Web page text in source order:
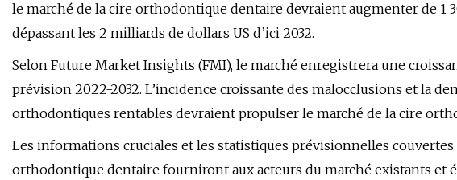
le marché de la cire orthodontique dentaire devraient augmenter de 1
dépassant les 2 milliards de dollars US d’ici 2032.
Selon Future Market Insights (FMI), le marché enregistrera une
prévision 2022-2032. L’incidence croissante des malocclusions et la
orthodontiques rentables devraient propulser le marché de la cire
Les informations cruciales et les statistiques prévisionnelles
orthodontique dentaire fourniront aux acteurs du marché existants et